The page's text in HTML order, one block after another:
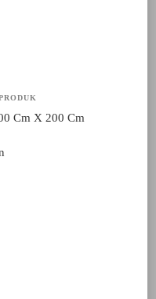
Cm X 200 Cm